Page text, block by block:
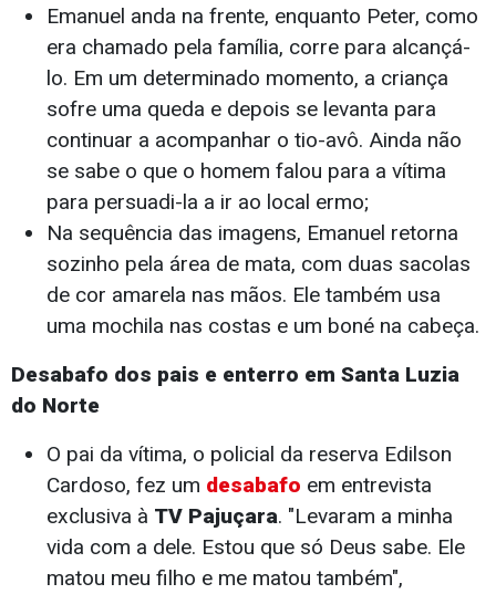
Emanuel anda na frente, enquanto Peter, como
era chamado pela família, corre para alcançá-
lo. Em um determinado momento, a criança
sofre uma queda e depois se levanta para
continuar a acompanhar o tio-avô. Ainda não
se sabe o que o homem falou para a vítima
para persuadi-la a ir ao local ermo;
Na sequência das imagens, Emanuel retorna
sozinho pela área de mata, com duas sacolas
de cor amarela nas mãos. Ele também usa
uma mochila nas costas e um boné na cabeça.
Desabafo dos pais e enterro em Santa Luzia
do Norte
O pai da vítima, o policial da reserva Edilson
Cardoso, fez um desabafo em entrevista
exclusiva à TV Pajuçara. "Levaram a minha
vida com a dele. Estou que só Deus sabe. Ele
matou meu filho e me matou também",